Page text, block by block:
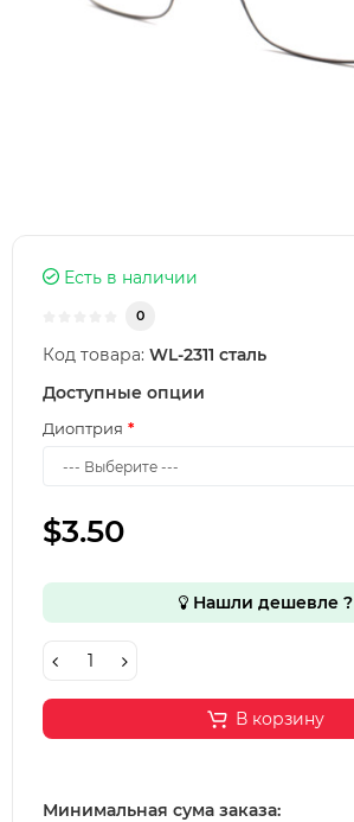
Есть в наличии
0
Код товара: WL-2311 сталь
Доступные опции
Диоптрия
$3.50
Нашли дешевле ?
В корзину
Минимальная сума заказа: